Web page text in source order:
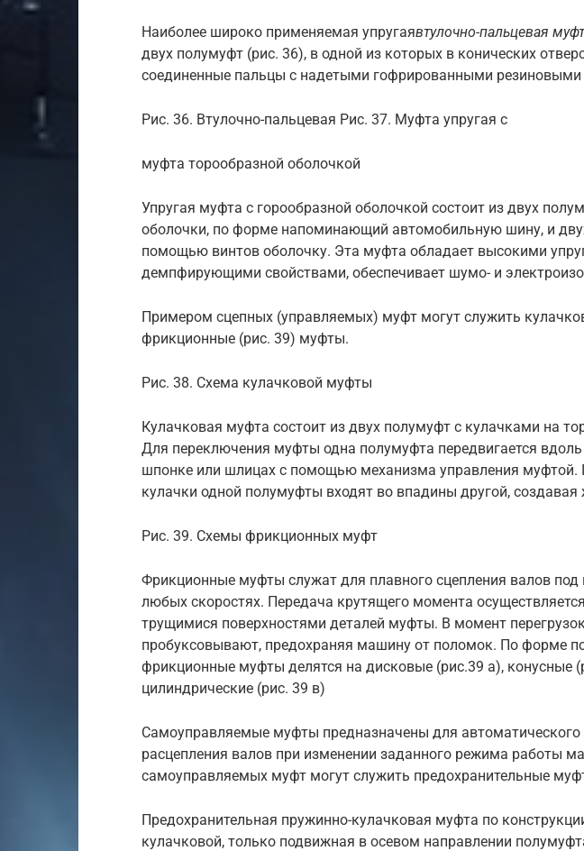
Наиболее широко применяемая упругаявтулочно-пальцевая
двух полумуфт (рис. 36), в одной из которых в конических
соединенные пальцы с надетыми гофрированными резиновыми
Рис. 36. Втулочно-пальцевая Рис. 37. Муфта упругая с
муфта торообразной оболочкой
Упругая муфта с горообразной оболочкой состоит из двух
оболочки, по форме напоминающий автомобильную шину, и
помощью винтов оболочку. Эта муфта обладает высокими
демпфирующими свойствами, обеспечивает шумо- и
Примером сцепных (управляемых) муфт могут служить
фрикционные (рис. 39) муфты.
Рис. 38. Схема кулачковой муфты
Кулачковая муфта состоит из двух полумуфт с кулачками на
Для переключения муфты одна полумуфта передвигается
шпонке или шлицах с помощью механизма управления муфтой.
кулачки одной полумуфты входят во впадины другой, создавая
Рис. 39. Схемы фрикционных муфт
Фрикционные муфты служат для плавного сцепления валов под
любых скоростях. Передача крутящего момента
трущимися поверхностями деталей муфты. В момент
пробуксовывают, предохраняя машину от поломок. По форме
фрикционные муфты делятся на дисковые (рис.39 а), конусные
цилиндрические (рис. 39 в)
Самоуправляемые муфты предназначены для автоматического
расцепления валов при изменении заданного режима работы
самоуправляемых муфт могут служить предохранительные
Предохранительная пружинно-кулачковая муфта по
кулачковой, только подвижная в осевом направлении